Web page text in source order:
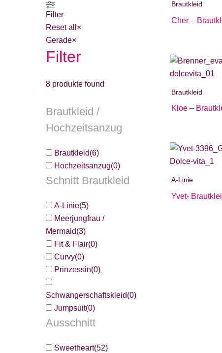
Filter
Reset all ×
Gerade×
Filter
8produkte found
Brautkleid /
Hochzeitsanzug
Brautkleid(6)
Hochzeitsanzug(0)
Schnitt Brautkleid
A-Linie(5)
Meerjungfrau /
Mermaid(3)
Fit & Flair(0)
Curvy(0)
Prinzessin(0)
Schwangerschaftskleid(0)
Jumpsuit(0)
Ausschnitt
Sweetheart(52)
Brautkleid
Cher –
Brautkleid
Kloe –
A-Linie
Yvet-